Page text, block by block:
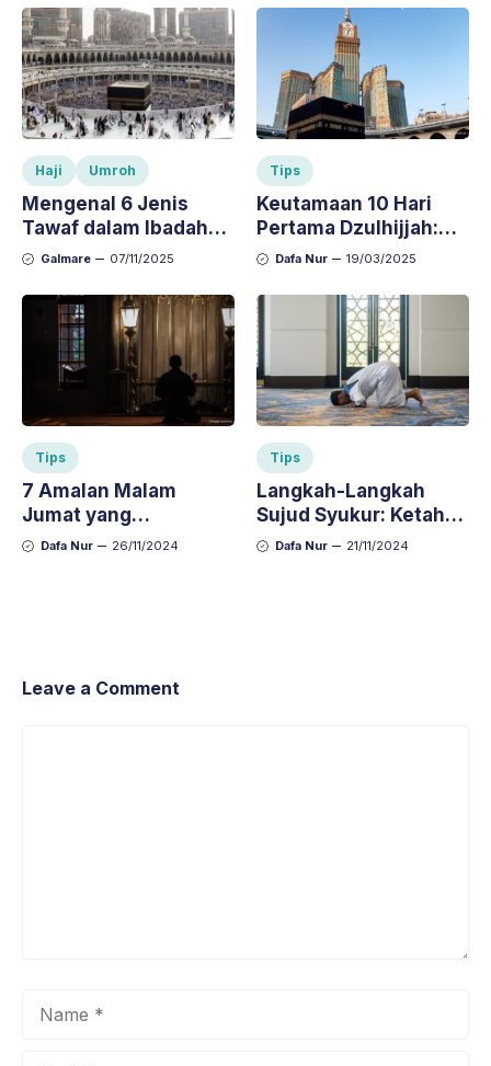
Haji Umroh
Mengenal 6 Jenis
Tawaf dalam Ibadah
Haji dan Umroh,
Penjelasannya
Galmare 07/11/2025
Tips
Keutamaan 10 Hari
Pertama Dzulhijjah:
Rahasia Meraih Pahala
Dafa Nur 19/03/2025
Tips
7 Amalan Malam
Jumat yang
Dianjurkan untuk
Dafa Nur 26/11/2024
Tips
Langkah-Langkah
Sujud Syukur: Ketahui
Tata Caranya dengan
Dafa Nur 21/11/2024
Leave a Comment